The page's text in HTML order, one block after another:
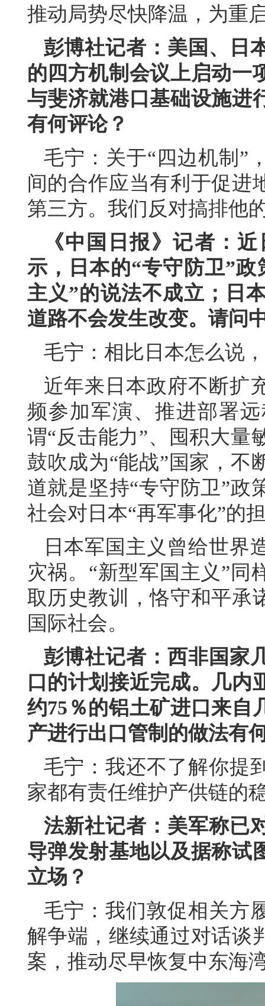
推动局势尽快降温，为重
彭博社记者：美国、日
的四方机制会议上启动一
与斐济就港口基础设施进
有何评论？
毛宁：关于“四边机制”
间的合作应当有利于促进
第三方。我们反对搞排他
《中国日报》记者：
示，日本的“专守防卫”
主义”的说法不成立；日
道路不会发生改变。请问
毛宁：相比日本怎么说
近年来日本政府不断扩
频参加军演、推进部署
谓“反击能力”、囤积大量
鼓吹成为“能战”国家，不
道就是坚持“专守防卫”政
社会对日本“再军事化”的
日本军国主义曾给世界
灾祸。“新型军国主义”同
取历史教训，恪守和平承
国际社会。
彭博社记者：西非国家
口的计划接近完成。几内
约75％的铝土矿进口来自
产进行出口管制的做法有
毛宁：我还不了解你提
家都有责任维护产供链的
法新社记者：美军称已
导弹发射基地以及据称试
立场？
毛宁：我们敦促相关方
解争端，继续通过对话谈
案，推动尽早恢复中东海